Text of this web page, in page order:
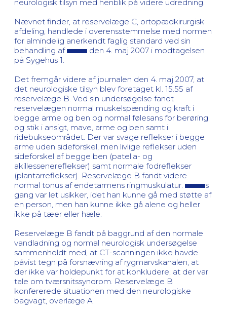
neurologisk tilsyn med henblik på videre udredning.
Nævnet finder, at reservelæge C, ortopædkirurgisk
afdeling, handlede i overensstemmelse med normen
for almindelig anerkendt faglig standard ved sin
behandling af
den 4. maj 2007 i modtagelsen
på Sygehus 1.
Det fremgår videre af journalen den 4. maj 2007, at
det neurologiske tilsyn blev foretaget kl. 15.55 af
reservelæge B. Ved sin undersøgelse fandt
reservelægen normal muskelspænding og kraft i
begge arme og ben og normal følesans for berøring
og stik i ansigt, mave, arme og ben samt i
ridebukseområdet. Der var svage reflekser i begge
arme uden sideforskel, men livlige reflekser uden
sideforskel af begge ben (patella- og
akillessenereflekser) samt normale fodreflekser
(plantarreflekser). Reservelæge B fandt videre
normal tonus af endetarmens ringmuskulatur.
s
gang var let usikker, idet han kunne gå med støtte af
en person, men han kunne ikke gå alene og heller
ikke på tæer eller hæle.
Reservelæge B fandt på baggrund af den normale
vandladning og normal neurologisk undersøgelse
sammenholdt med, at CT-scanningen ikke havde
påvist tegn på forsnævring af rygmarvskanalen, at
der ikke var holdepunkt for at konkludere, at der var
tale om tværsnitssyndrom. Reservelæge B
konfererede situationen med den neurologiske
bagvagt, overlæge A.